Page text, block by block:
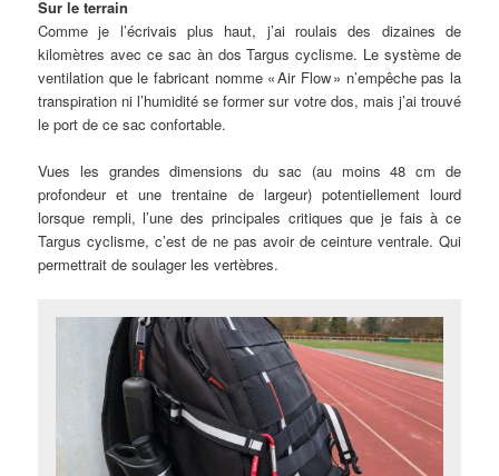
Sur le terrain
Comme je l’écrivais plus haut, j’ai roulais des dizaines de
kilomètres avec ce sac àn dos Targus cyclisme. Le système de
ventilation que le fabricant nomme « Air Flow » n’empêche pas la
transpiration ni l’humidité se former sur votre dos, mais j’ai trouvé
le port de ce sac confortable.
Vues les grandes dimensions du sac (au moins 48 cm de
profondeur et une trentaine de largeur) potentiellement lourd
lorsque rempli, l’une des principales critiques que je fais à ce
Targus cyclisme, c’est de ne pas avoir de ceinture ventrale. Qui
permettrait de soulager les vertèbres.